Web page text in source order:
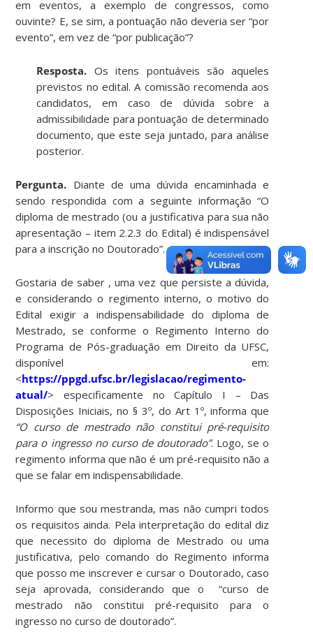
em eventos, a exemplo de congressos, como
ouvinte? E, se sim, a pontuação não deveria ser “por
evento”, em vez de “por publicação”?
Resposta. Os itens pontuáveis são aqueles
previstos no edital. A comissão recomenda aos
candidatos, em caso de dúvida sobre a
admissibilidade para pontuação de determinado
documento, que este seja juntado, para análise
posterior.
Pergunta. Diante de uma dúvida encaminhada e
sendo respondida com a seguinte informação “O
diploma de mestrado (ou a justificativa para sua não
apresentação – item 2.2.3 do Edital) é indispensável
para a inscrição no Doutorado”.
Gostaria de saber , uma vez que persiste a dúvida,
e considerando o regimento interno, o motivo do
Edital exigir a indispensabilidade do diploma de
Mestrado, se conforme o Regimento Interno do
Programa de Pós-graduação em Direito da UFSC,
disponível em:
<https://ppgd.ufsc.br/legislacao/regimento-
atual/> especificamente no Capítulo I – Das
Disposições Iniciais, no § 3º, do Art 1º, informa que
“O curso de mestrado não constitui pré-requisito
para o ingresso no curso de doutorado”. Logo, se o
regimento informa que não é um pré-requisito não a
que se falar em indispensabilidade.
Informo que sou mestranda, mas não cumpri todos
os requisitos ainda. Pela interpretação do edital diz
que necessito do diploma de Mestrado ou uma
justificativa, pelo comando do Regimento informa
que posso me inscrever e cursar o Doutorado, caso
seja aprovada, considerando que o “curso de
mestrado não constitui pré-requisito para o
ingresso no curso de doutorado”.